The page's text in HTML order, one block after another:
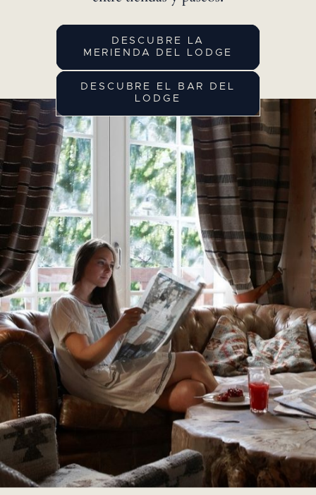
DESCUBRE LA
MERIENDA DEL LODGE
DESCUBRE EL BAR DEL
LODGE